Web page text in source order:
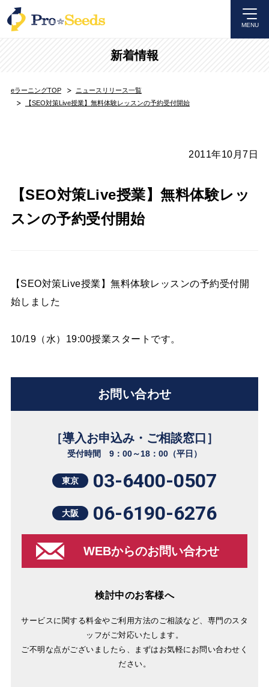
MENU
新着情報
eラーニングTOP
ニュースリリース一覧
【SEO対策Live授業】無料体験レッスンの予約受付開始
2011年10月7日
【SEO対策Live授業】無料体験レッ
スンの予約受付開始
【SEO対策Live授業】無料体験レッスンの予約受付開
始しました
10/19（水）19:00授業スタートです。
お問い合わせ
［導入お申込み・ご相談窓口］
受付時間 9：00～18：00（平日）
東京 03-6400-0507
大阪 06-6190-6276
WEBからのお問い合わせ
検討中のお客様へ
サービスに関する料金やご利用方法のご相談など、専門のスタ
ッフがご対応いたします。
ご不明な点がございましたら、まずはお気軽にお問い合わせく
ださい。